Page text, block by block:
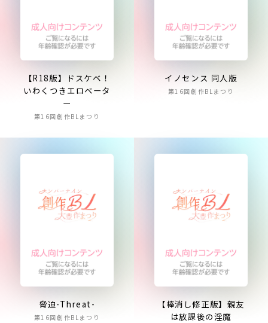
【R18版】ドスケベ！
いわくつきエロベータ
ー
第16回創作BLまつり
イノセンス 同人版
第16回創作BLまつり
脅迫-Threat-
第16回創作BLまつり
【棒消し修正版】親友
は放課後の淫魔